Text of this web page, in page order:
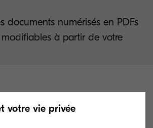
documents numérisés en PDFs
à partir de votre
Compatibilité
votre vie privée